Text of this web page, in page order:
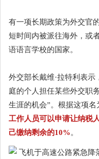
有一项长期政策为外交官
短时间内被派往海外，或
语语言学校的国家。
外交部长戴维·拉特利表
庭的个人担任某些外交职
生涯的机会”。根据这项名
工作人员可以申请让纳税
己缴纳剩余的10%。